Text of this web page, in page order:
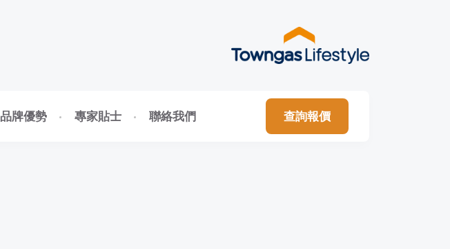
品牌優勢 專家貼士 聯絡我們 查詢報價